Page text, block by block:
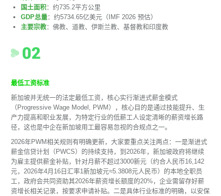
国土面积：约735.2平方公里
GDP总量：约5734.65亿美元（IMF 2026 预估）
主要宗教：佛教、道教、伊斯兰教、基督教和印度教
最低工资标准
新加坡并无统一的法定最低工资，核心实行渐进式薪金模式
（Progressive Wage Model, PWM），核心目的是通过技能提升、生
产力提高和职业发展，为特定行业的低薪工人设定清晰的薪资增长路
径，这也是中企在新加坡用工最容易忽视的合规点之一。
2026年PWM相关规则有明确更新，大家要重点关注两点：一是渐进式
薪金信贷计划（PWCS）的持续支持，到2026年，新加坡政府将继续
为雇主提供薪金补贴，针对月薪不超过3000新元（约合人民币16,142
元，2026年4月16日汇率1新加坡元≈5.3808元人民币）的本地全职员
工，政府会共同资助其2026年薪资增长额度的20%，企业需留存好薪
资增长相关记录，按要求申请补贴。二是具体行业标准的明确，以安保